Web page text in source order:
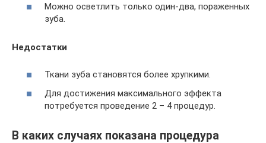
Можно осветлить только один-два, пораженных
зуба.
Недостатки
Ткани зуба становятся более хрупкими.
Для достижения максимального эффекта
потребуется проведение 2 – 4 процедур.
В каких случаях показана процедура